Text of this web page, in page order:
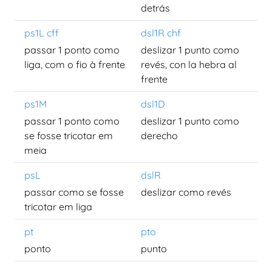
detrás
ps1L cff
dsl1R chf
passar 1 ponto como
liga, com o fio à frente
deslizar 1 punto como
revés, con la hebra al
frente
ps1M
dsl1D
passar 1 ponto como
se fosse tricotar em
meia
deslizar 1 punto como
derecho
psL
dslR
passar como se fosse
tricotar em liga
deslizar como revés
pt
pto
ponto
punto